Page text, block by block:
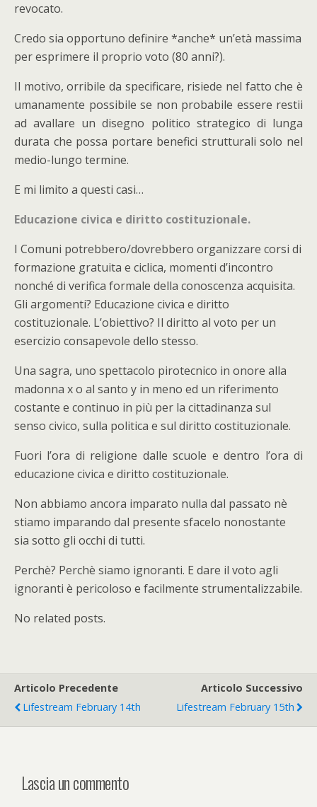
revocato.
Credo sia opportuno definire *anche* un’età massima
per esprimere il proprio voto (80 anni?).
Il motivo, orribile da specificare, risiede nel fatto che è
umanamente possibile se non probabile essere restii
ad avallare un disegno politico strategico di lunga
durata che possa portare benefici strutturali solo nel
medio-lungo termine.
E mi limito a questi casi…
Educazione civica e diritto costituzionale.
I Comuni potrebbero/dovrebbero organizzare corsi di
formazione gratuita e ciclica, momenti d’incontro
nonché di verifica formale della conoscenza acquisita.
Gli argomenti? Educazione civica e diritto
costituzionale. L’obiettivo? Il diritto al voto per un
esercizio consapevole dello stesso.
Una sagra, uno spettacolo pirotecnico in onore alla
madonna x o al santo y in meno ed un riferimento
costante e continuo in più per la cittadinanza sul
senso civico, sulla politica e sul diritto costituzionale.
Fuori l’ora di religione dalle scuole e dentro l’ora di
educazione civica e diritto costituzionale.
Non abbiamo ancora imparato nulla dal passato nè
stiamo imparando dal presente sfacelo nonostante
sia sotto gli occhi di tutti.
Perchè? Perchè siamo ignoranti. E dare il voto agli
ignoranti è pericoloso e facilmente strumentalizzabile.
No related posts.
Articolo Precedente
Lifestream February 14th
Articolo Successivo
Lifestream February 15th
Lascia un commento